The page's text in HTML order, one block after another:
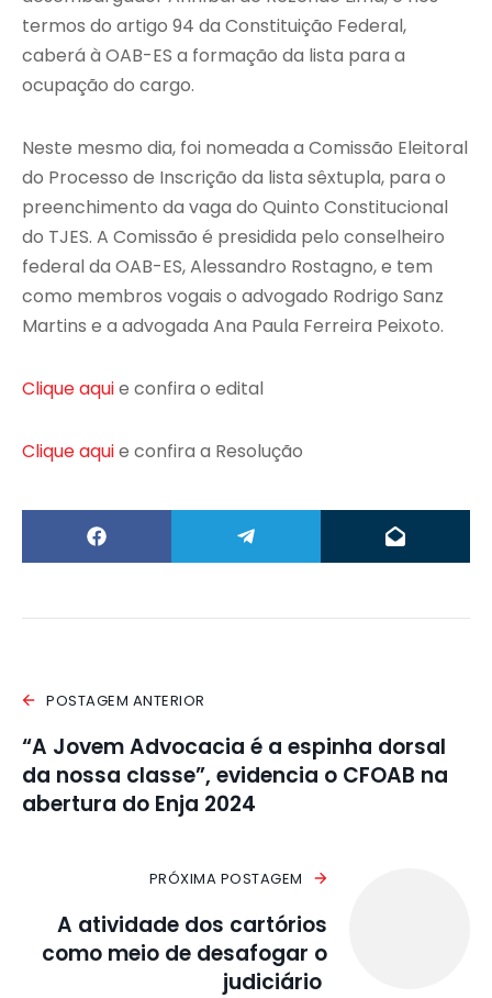
termos do artigo 94 da Constituição Federal,
caberá à OAB-ES a formação da lista para a
ocupação do cargo.
Neste mesmo dia, foi nomeada a Comissão Eleitoral
do Processo de Inscrição da lista sêxtupla, para o
preenchimento da vaga do Quinto Constitucional
do TJES. A Comissão é presidida pelo conselheiro
federal da OAB-ES, Alessandro Rostagno, e tem
como membros vogais o advogado Rodrigo Sanz
Martins e a advogada Ana Paula Ferreira Peixoto.
Clique aquie confira o edital
Clique aquie confira a Resolução
POSTAGEM ANTERIOR
“A Jovem Advocacia é a espinha dorsal
da nossa classe”, evidencia o CFOAB na
abertura do Enja 2024
PRÓXIMA POSTAGEM
A atividade dos cartórios
como meio de desafogar o
judiciário